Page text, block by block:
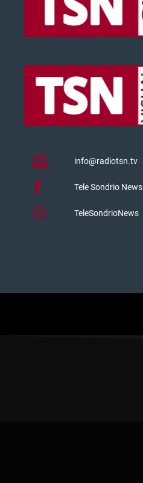
info@radiotsn.tv
Tele Sondrio News
TeleSondrioNews